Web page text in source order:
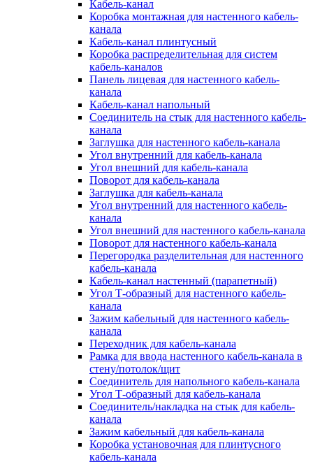
Кабель-канал
Коробка монтажная для настенного кабель-
канала
Кабель-канал плинтусный
Коробка распределительная для систем
кабель-каналов
Панель лицевая для настенного кабель-
канала
Кабель-канал напольный
Соединитель на стык для настенного кабель-
канала
Заглушка для настенного кабель-канала
Угол внутренний для кабель-канала
Угол внешний для кабель-канала
Поворот для кабель-канала
Заглушка для кабель-канала
Угол внутренний для настенного кабель-
канала
Угол внешний для настенного кабель-канала
Поворот для настенного кабель-канала
Перегородка разделительная для настенного
кабель-канала
Кабель-канал настенный (парапетный)
Угол Т-образный для настенного кабель-
канала
Зажим кабельный для настенного кабель-
канала
Переходник для кабель-канала
Рамка для ввода настенного кабель-канала в
стену/потолок/щит
Соединитель для напольного кабель-канала
Угол Т-образный для кабель-канала
Соединитель/накладка на стык для кабель-
канала
Зажим кабельный для кабель-канала
Коробка установочная для плинтусного
кабель-канала